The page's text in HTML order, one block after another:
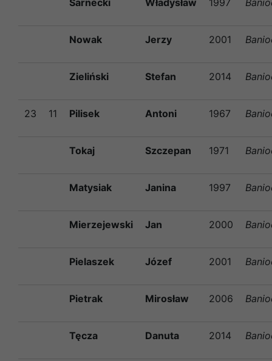
Nowak Jerzy 2001
Zieliński Stefan 2014
23 11 Pilisek Antoni 1967
Tokaj Szczepan 1971
Matysiak Janina 1997
Mierzejewski Jan 2000
Pielaszek Józef 2001
Pietrak Mirosław 2006
Tęcza Danuta 2014